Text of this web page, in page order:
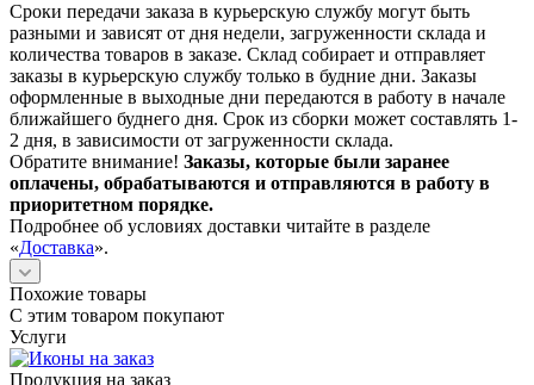
Сроки передачи заказа в курьерскую службу могут быть
разными и зависят от дня недели, загруженности склада и
количества товаров в заказе. Склад собирает и отправляет
заказы в курьерскую службу только в будние дни. Заказы
оформленные в выходные дни передаются в работу в начале
ближайшего буднего дня. Срок из сборки может составлять 1-
2 дня, в зависимости от загруженности склада.
Обратите внимание! Заказы, которые были заранее
оплачены, обрабатываются и отправляются в работу в
приоритетном порядке.
Подробнее об условиях доставки читайте в разделе
«Доставка».
Похожие товары
С этим товаром покупают
Услуги
Продукция на заказ